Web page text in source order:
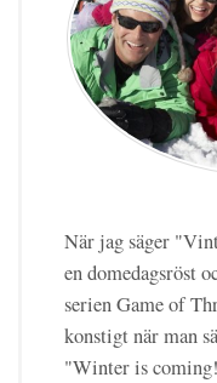
När jag säger
en domedagsröst
serien Game of
konstigt när man
"Winter is